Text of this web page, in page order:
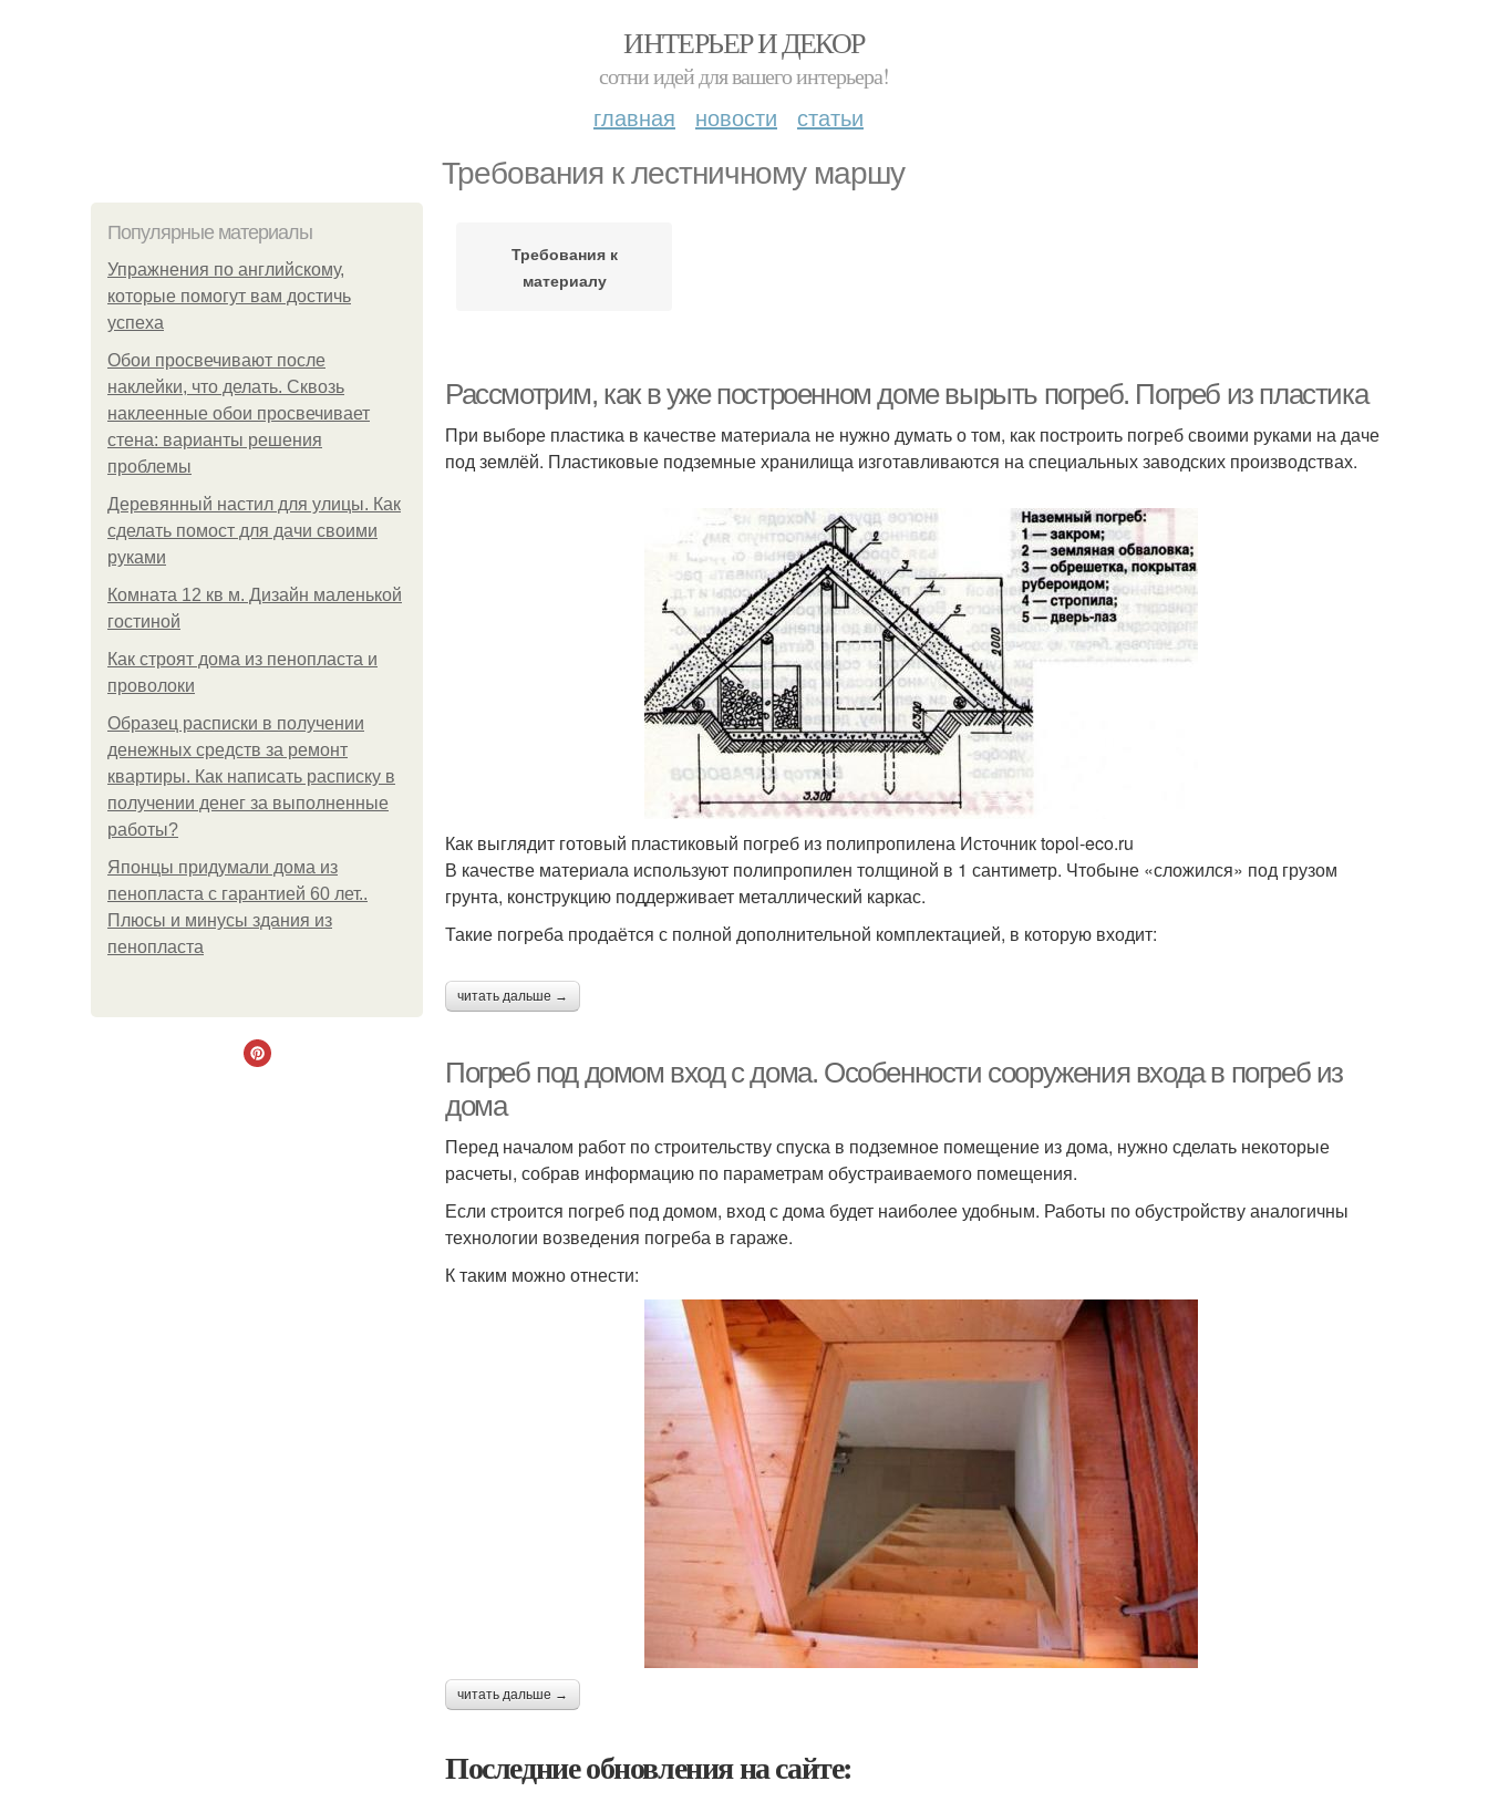
ИНТЕРЬЕР И ДЕКОР
сотни идей для вашего интерьера!
главная новости статьи
Требования к лестничному маршу
Популярные материалы
Упражнения по английскому,
которые помогут вам достичь
успеха
Обои просвечивают после
наклейки, что делать. Сквозь
наклеенные обои просвечивает
стена: варианты решения
проблемы
Деревянный настил для улицы. Как
сделать помост для дачи своими
руками
Комната 12 кв м. Дизайн маленькой
гостиной
Как строят дома из пенопласта и
проволоки
Образец расписки в получении
денежных средств за ремонт
квартиры. Как написать расписку в
получении денег за выполненные
работы?
Японцы придумали дома из
пенопласта с гарантией 60 лет..
Плюсы и минусы здания из
пенопласта
Требования к
материалу
Рассмотрим, как в уже построенном доме вырыть погреб. Погреб из пластика
При выборе пластика в качестве материала не нужно думать о том, как построить погреб своими руками на даче
под землёй. Пластиковые подземные хранилища изготавливаются на специальных заводских производствах.
Как выглядит готовый пластиковый погреб из полипропилена Источник topol-eco.ru
В качестве материала используют полипропилен толщиной в 1 сантиметр. Чтобыне «сложился» под грузом
грунта, конструкцию поддерживает металлический каркас.
Такие погреба продаётся с полной дополнительной комплектацией, в которую входит:
читать дальше →
Погреб под домом вход с дома. Особенности сооружения входа в погреб из
дома
Перед началом работ по строительству спуска в подземное помещение из дома, нужно сделать некоторые
расчеты, собрав информацию по параметрам обустраиваемого помещения.
Если строится погреб под домом, вход с дома будет наиболее удобным. Работы по обустройству аналогичны
технологии возведения погреба в гараже.
К таким можно отнести:
читать дальше →
Последние обновления на сайте: